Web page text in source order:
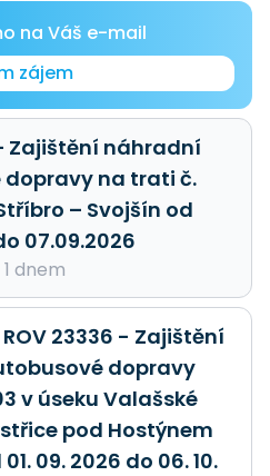
na Váš e-mail
zájem
Zajištění náhradní
na trati č.
– Svojšín od
07.09.2026
dnem
ROV 23336 - Zajištění
dopravy
v úseku Valašské
pod Hostýnem
09. 2026 do 06. 10.